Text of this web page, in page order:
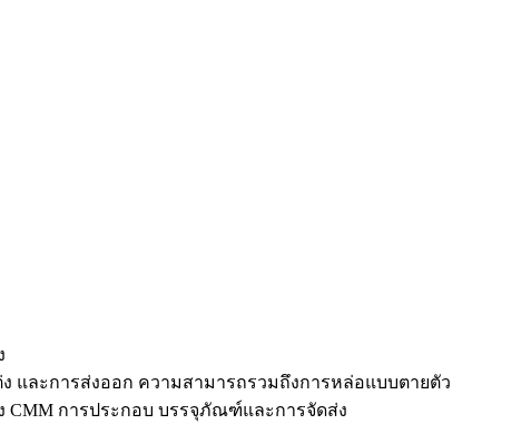
และการส่งออก ความสามารถรวมถึงการหล่อแบบตายตัว
CMM การประกอบ บรรจุภัณฑ์และการจัดส่ง